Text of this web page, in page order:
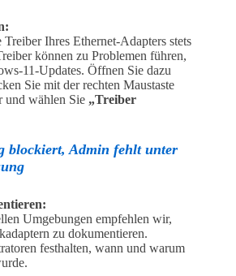
Ihres Ethernet-Adapters stets
können zu Problemen führen,
11-Updates. Öffnen Sie dazu
Sie mit der rechten Maustaste
und wählen Sie „Treiber
blockiert, Admin fehlt unter
Umgebungen empfehlen wir,
zu dokumentieren.
festhalten, wann und warum